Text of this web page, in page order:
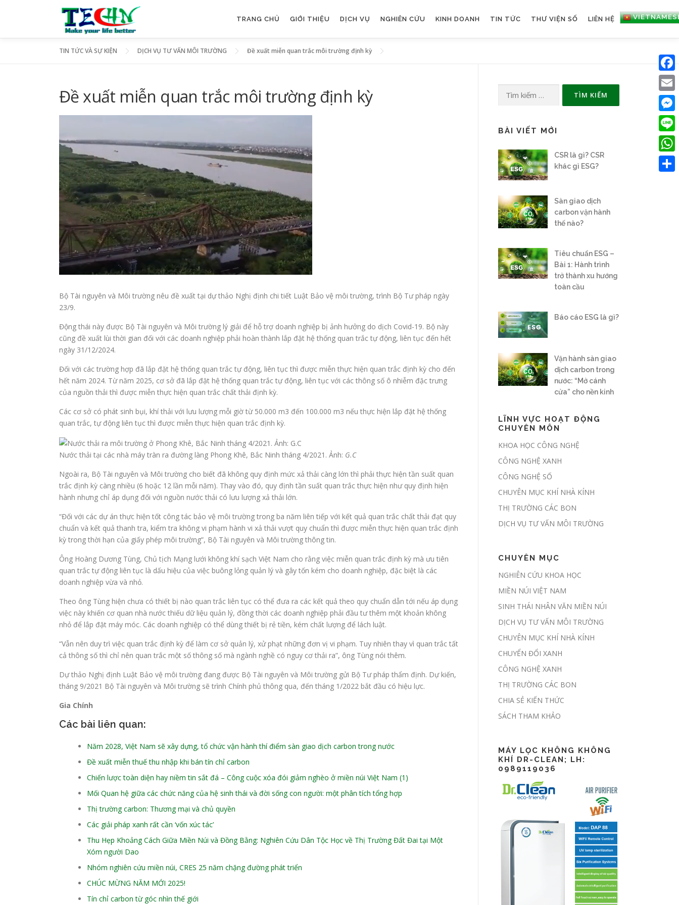
TRANG CHỦ GIỚI THIỆU DỊCH VỤ NGHIÊN CỨU KINH DOANH TIN TỨC THƯ VIỆN SỐ LIÊN HỆ
TIN TỨC VÀ SỰ KIỆN DỊCH VỤ TƯ VẤN MÔI TRƯỜNG Đề xuất miễn quan trắc môi trường định kỳ
Đề xuất miễn quan trắc môi trường định kỳ
Bộ Tài nguyên và Môi trường nêu đề xuất tại dự thảo Nghị định chi tiết Luật Bảo vệ môi trường, trình Bộ Tư pháp ngày
23/9.
Động thái này được Bộ Tài nguyên và Môi trường lý giải để hỗ trợ doanh nghiệp bị ảnh hưởng do dịch Covid-19. Bộ này
cũng đề xuất lùi thời gian đối với các doanh nghiệp phải hoàn thành lắp đặt hệ thống quan trắc tự động, liên tục đến hết
ngày 31/12/2024.
Đối với các trường hợp đã lắp đặt hệ thống quan trắc tự động, liên tục thì được miễn thực hiện quan trắc định kỳ cho đến
hết năm 2024. Từ năm 2025, cơ sở đã lắp đặt hệ thống quan trắc tự động, liên tục với các thông số ô nhiễm đặc trưng
của nguồn thải thì được miễn thực hiện quan trắc chất thải định kỳ.
Các cơ sở có phát sinh bụi, khí thải với lưu lượng mỗi giờ từ 50.000 m3 đến 100.000 m3 nếu thực hiện lắp đặt hệ thống
quan trắc, tự động liên tục thì được miễn thực hiện quan trắc định kỳ.
Nước thải tại các nhà máy tràn ra đường làng Phong Khê, Bắc Ninh tháng 4/2021. Ảnh: G.C
Ngoài ra, Bộ Tài nguyên và Môi trường cho biết đã không quy định mức xả thải càng lớn thì phải thực hiện tần suất quan
trắc định kỳ càng nhiều (6 hoặc 12 lần mỗi năm). Thay vào đó, quy định tần suất quan trắc thực hiện như quy định hiện
hành nhưng chỉ áp dụng đối với nguồn nước thải có lưu lượng xả thải lớn.
“Đối với các dự án thực hiện tốt công tác bảo vệ môi trường trong ba năm liên tiếp với kết quả quan trắc chất thải đạt quy
chuẩn và kết quả thanh tra, kiểm tra không vi phạm hành vi xả thải vượt quy chuẩn thì được miễn thực hiện quan trắc định
kỳ trong thời hạn của giấy phép môi trường”, Bộ Tài nguyên và Môi trường thông tin.
Ông Hoàng Dương Tùng, Chủ tịch Mạng lưới không khí sạch Việt Nam cho rằng việc miễn quan trắc định kỳ mà ưu tiên
quan trắc tự động liên tục là dấu hiệu của việc buông lỏng quản lý và gây tốn kém cho doanh nghiệp, đặc biệt là các
doanh nghiệp vừa và nhỏ.
Theo ông Tùng hiện chưa có thiết bị nào quan trắc liên tục có thể đưa ra các kết quả theo quy chuẩn dẫn tới nếu áp dụng
việc này khiến cơ quan nhà nước thiếu dữ liệu quản lý, đồng thời các doanh nghiệp phải đầu tư thêm một khoản không
nhỏ để lắp đặt máy móc. Các doanh nghiệp có thể dùng thiết bị rẻ tiền, kém chất lượng để lách luật.
“Vẫn nên duy trì việc quan trắc định kỳ để làm cơ sở quản lý, xử phạt những đơn vị vi phạm. Tuy nhiên thay vì quan trắc tất
cả thông số thì chỉ nên quan trắc một số thông số mà ngành nghề có nguy cơ thải ra”, ông Tùng nói thêm.
Dự thảo Nghị định Luật Bảo vệ môi trường đang được Bộ Tài nguyên và Môi trường gửi Bộ Tư pháp thẩm định. Dự kiến,
tháng 9/2021 Bộ Tài nguyên và Môi trường sẽ trình Chính phủ thông qua, đến tháng 1/2022 bắt đầu có hiệu lực.
Gia Chính
Các bài liên quan:
Năm 2028, Việt Nam sẽ xây dựng, tổ chức vận hành thí điểm sàn giao dịch carbon trong nước
Đề xuất miễn thuế thu nhập khi bán tín chỉ carbon
Chiến lược toàn diện hay niềm tin sắt đá – Công cuộc xóa đói giảm nghèo ở miền núi Việt Nam (1)
Mối Quan hệ giữa các chức năng của hệ sinh thái và đời sống con người: một phân tích tổng hợp
Thị trường carbon: Thương mại và chủ quyền
Các giải pháp xanh rất cần ‘vốn xúc tác’
Thu Hẹp Khoảng Cách Giữa Miền Núi và Đồng Bằng: Nghiên Cứu Dân Tộc Học về Thị Trường Đất Đai tại Một
Xóm người Dao
Nhóm nghiên cứu miền núi, CRES 25 năm chặng đường phát triển
CHÚC MỪNG NĂM MỚI 2025!
Tín chỉ carbon từ góc nhìn thế giới
kiếm
BÀI VIẾT MỚI
CSR là gì? CSR
khác gì ESG?
Sàn giao dịch
carbon vận hành
thế nào?
Tiêu chuẩn ESG –
Bài 1: Hành trình
trở thành xu hướng
toàn cầu
Báo cáo ESG là gì?
Vận hành sàn giao
dịch carbon trong
nước: “Mở cánh
cửa” cho nền kinh
Nghị định số
180/2026/NĐ-CP:
chính thức mở cửa
rừng tại Việt Nam
Chủ động giảm
Đề xuất giao địa
phương kiểm kê
khí nhà kính hàng
carbon dự kiến
được thí điểm
thế nào?
LĨNH VỰC HOẠT ĐỘNG
CHUYÊN MÔN
KHOA HỌC CÔNG NGHỆ
CÔNG NGHỆ XANH
CÔNG NGHỆ SỐ
CHUYÊN MỤC KHÍ NHÀ KÍNH
THỊ TRƯỜNG CÁC BON
DỊCH VỤ TƯ VẤN MÔI TRƯỜNG
CHUYÊN MỤC
NGHIÊN CỨU KHOA HỌC
MIỀN NÚI VIỆT NAM
SINH THÁI NHÂN VĂN MIỀN NÚI
DỊCH VỤ TƯ VẤN MÔI TRƯỜNG
CHUYÊN MỤC KHÍ NHÀ KÍNH
CHUYỂN ĐỔI XANH
CÔNG NGHỆ XANH
THỊ TRƯỜNG CÁC BON
CHIA SẺ KIẾN THỨC
SÁCH THAM KHẢO
MÁY LỌC KHÔNG KHÔNG
KHÍ DR-CLEAN; LH:
0989119036
Email
Line